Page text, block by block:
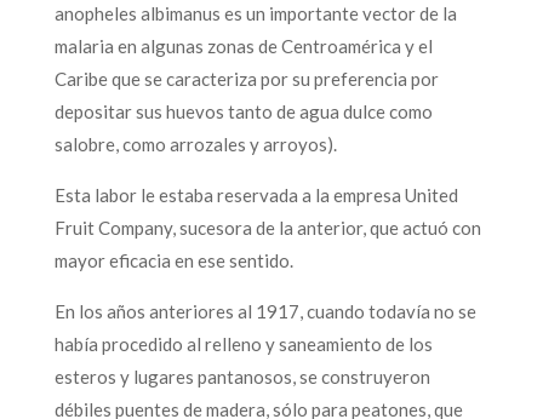
anopheles albimanus es un importante vector de la
malaria en algunas zonas de Centroamérica y el
Caribe que se caracteriza por su preferencia por
depositar sus huevos tanto de agua dulce como
salobre, como arrozales y arroyos).
Esta labor le estaba reservada a la empresa United
Fruit Company, sucesora de la anterior, que actuó con
mayor eficacia en ese sentido.
En los años anteriores al 1917, cuando todavía no se
había procedido al relleno y saneamiento de los
esteros y lugares pantanosos, se construyeron
débiles puentes de madera, sólo para peatones, que